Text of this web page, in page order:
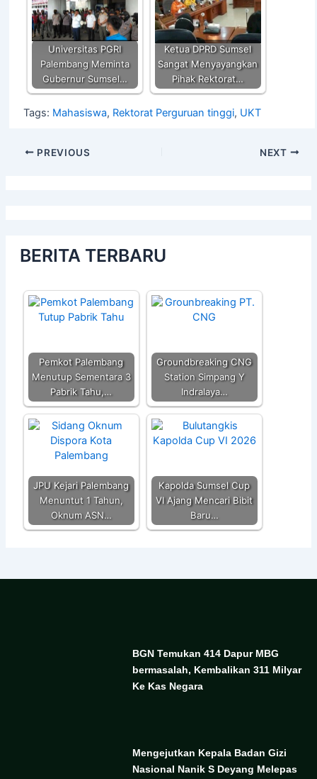
Universitas PGRI
Palembang Meminta
Gubernur Sumsel…
Ketua DPRD Sumsel
Sangat Menyayangkan
Pihak Rektorat…
Tags: Mahasiswa, Rektorat Perguruan tinggi, UKT
PREVIOUS NEXT
BERITA TERBARU
Pemkot Palembang
Menutup Sementara 3
Pabrik Tahu,…
Groundbreaking CNG
Station Simpang Y
Indralaya…
JPU Kejari Palembang
Menuntut 1 Tahun,
Oknum ASN…
Kapolda Sumsel Cup
VI Ajang Mencari Bibit
Baru…
BGN Temukan 414 Dapur MBG
bermasalah, Kembalikan 311 Milyar
Ke Kas Negara
Mengejutkan Kepala Badan Gizi
Nasional Nanik S Deyang Melepas